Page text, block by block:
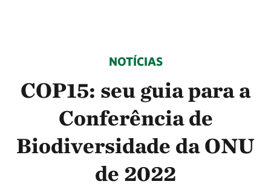
NOTÍCIAS
COP15: seu guia para a
Conferência de
Biodiversidade da ONU
de 2022